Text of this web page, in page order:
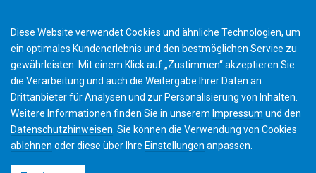
Diese Website verwendet Cookies und ähnliche Technologien, um
ein optimales Kundenerlebnis und den bestmöglichen Service zu
gewährleisten. Mit einem Klick auf „Zustimmen“ akzeptieren Sie
die Verarbeitung und auch die Weitergabe Ihrer Daten an
Drittanbieter für Analysen und zur Personalisierung von Inhalten.
Weitere Informationen finden Sie in unserem Impressum und den
Datenschutzhinweisen . Sie können die Verwendung von Cookies
ablehnen oder diese über Ihre Einstellungen anpassen.